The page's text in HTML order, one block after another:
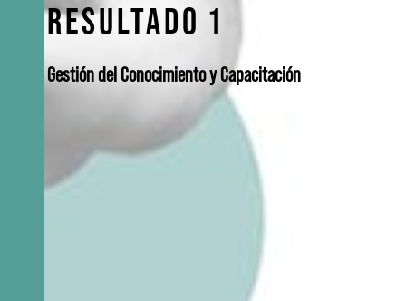
RESULTADO 1
Gestión del Conocimiento y Capacitación